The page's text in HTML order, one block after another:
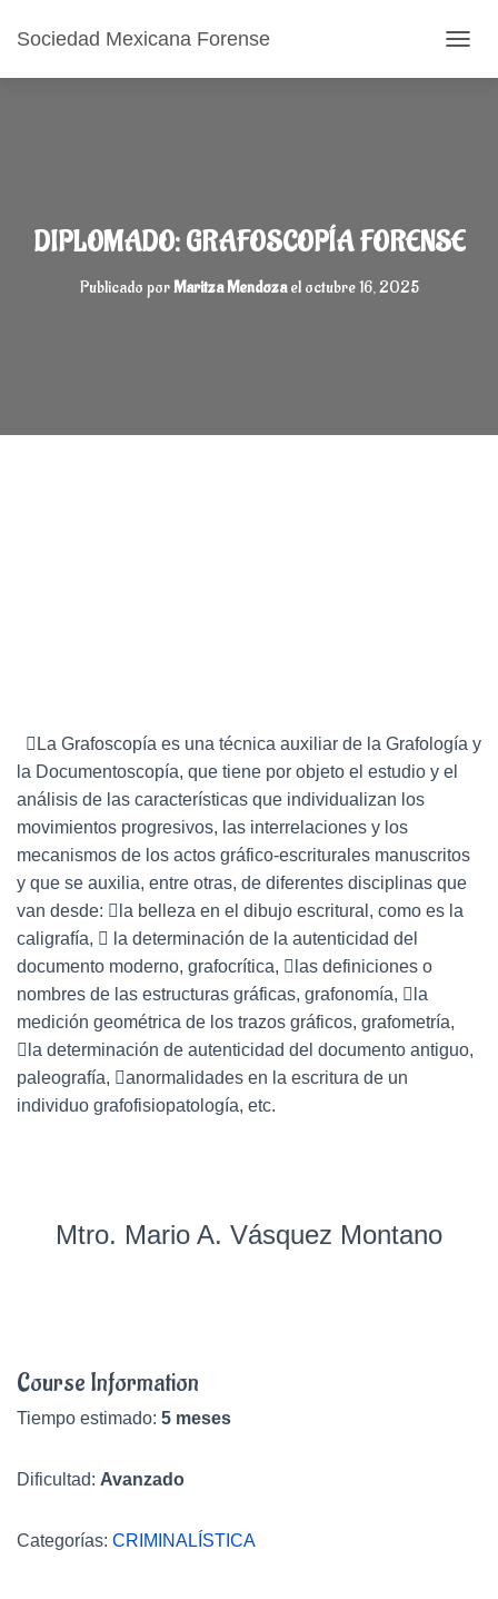
Sociedad Mexicana Forense
DIPLOMADO: GRAFOSCOPÍA FORENSE
Publicado porMaritza Mendozael octubre 16, 2025
La Grafoscopía es una técnica auxiliar de la Grafología y
la Documentoscopía, que tiene por objeto el estudio y el
análisis de las características que individualizan los
movimientos progresivos, las interrelaciones y los
mecanismos de los actos gráfico-escriturales manuscritos
y que se auxilia, entre otras, de diferentes disciplinas que
van desde: la belleza en el dibujo escritural, como es la
caligrafía,  la determinación de la autenticidad del
documento moderno, grafocrítica, las definiciones o
nombres de las estructuras gráficas, grafonomía, la
medición geométrica de los trazos gráficos, grafometría,
la determinación de autenticidad del documento antiguo,
paleografía, anormalidades en la escritura de un
individuo grafofisiopatología, etc.
Mtro. Mario A. Vásquez Montano
Course Information
Tiempo estimado: 5 meses
Dificultad: Avanzado
Categorías: CRIMINALÍSTICA